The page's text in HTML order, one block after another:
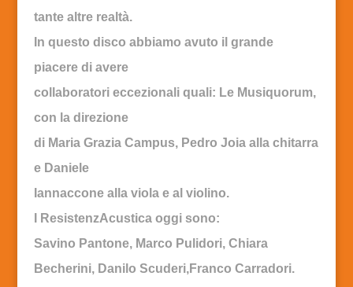
tante altre realtà.
In questo disco abbiamo avuto il grande
piacere di avere
collaboratori eccezionali quali: Le Musiquorum,
con la direzione
di Maria Grazia Campus, Pedro Joia alla chitarra
e Daniele
Iannaccone alla viola e al violino.
I ResistenzAcustica oggi sono:
Savino Pantone, Marco Pulidori, Chiara
Becherini, Danilo Scuderi,Franco Carradori.